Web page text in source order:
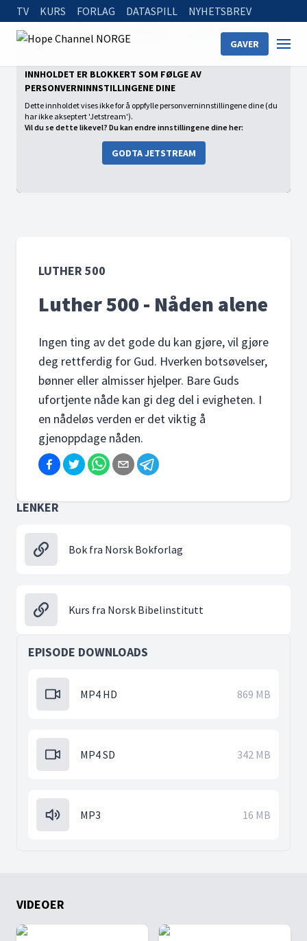
TV KURS FORLAG DATASPILL NYHETSBREV
GAVER
Home Luther 500 - Nåden alene
INNHOLDET ER BLOKKERT SOM FØLGE AV
PERSONVERNINNSTILLINGENE DINE
Dette innholdet vises ikke for å oppfylle personverninnstillingene dine (du
har ikke akseptert 'Jetstream').
Vil du se dette likevel? Du kan endre innstillingene dine her:
GODTA JETSTREAM
LUTHER 500
Luther 500 - Nåden alene
Ingen ting av det gode du kan gjøre, vil gjøre
deg rettferdig for Gud. Hverken botsøvelser,
bønner eller almisser hjelper. Bare Guds
ufortjente nåde kan gi deg del i evigheten. I
en nådeløs verden er det viktig å
gjenoppdage nåden.
LENKER
Bok fra Norsk Bokforlag
Kurs fra Norsk Bibelinstitutt
EPISODE DOWNLOADS
MP4 HD 869 MB
MP4 SD 342 MB
MP3 16 MB
VIDEOER